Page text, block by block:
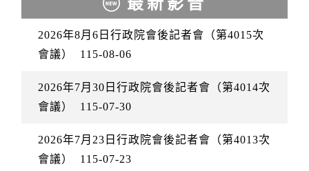
2026年8月6日行政院會後記者會（第4015次
會議）
115-08-06
2026年7月30日行政院會後記者會（第4014次
會議）
115-07-30
2026年7月23日行政院會後記者會（第4013次
會議）
115-07-23